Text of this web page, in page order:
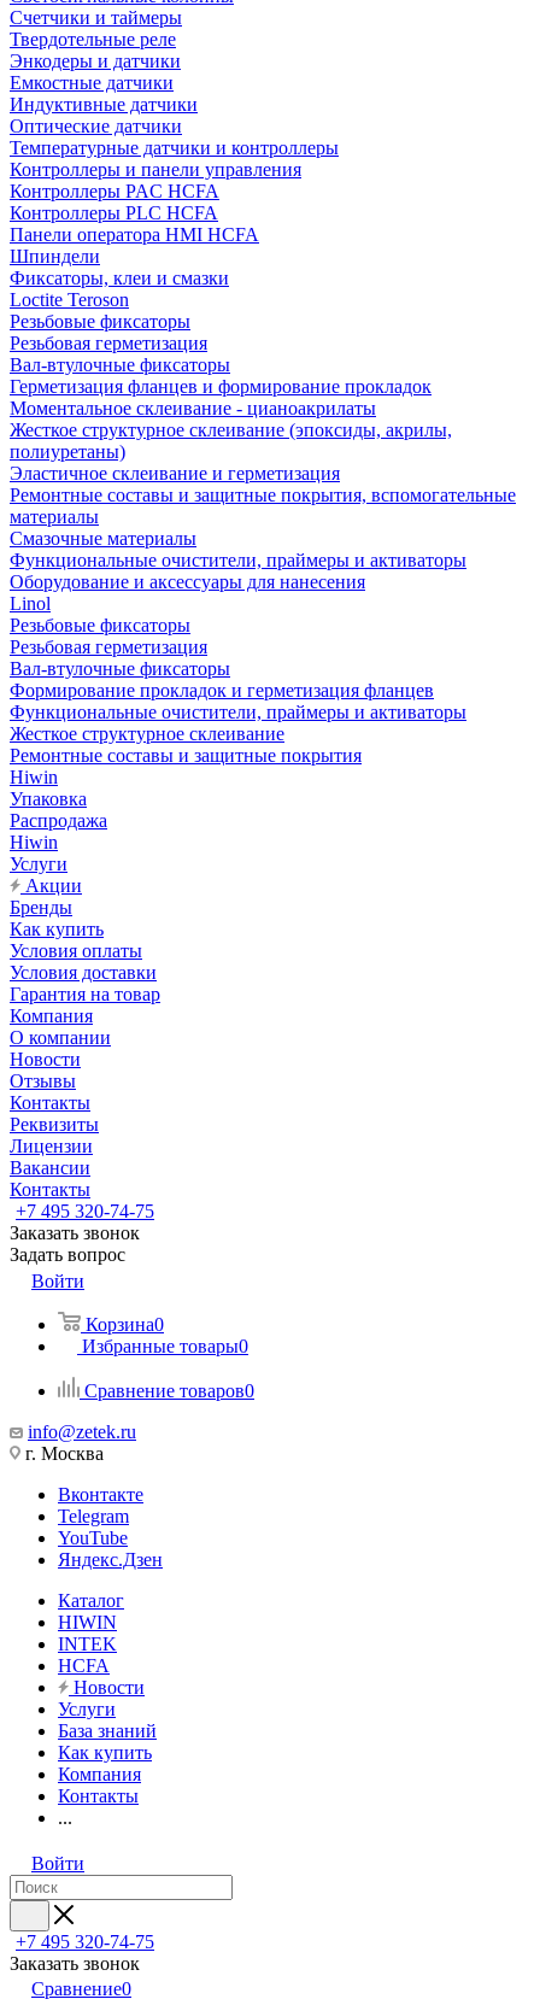
Счетчики и таймеры
Твердотельные реле
Энкодеры и датчики
Емкостные датчики
Индуктивные датчики
Оптические датчики
Температурные датчики и контроллеры
Контроллеры и панели управления
Контроллеры PAC HCFA
Контроллеры PLC HCFA
Панели оператора HMI HCFA
Шпиндели
Фиксаторы, клеи и смазки
Loctite Teroson
Резьбовые фиксаторы
Резьбовая герметизация
Вал-втулочные фиксаторы
Герметизация фланцев и формирование прокладок
Моментальное склеивание - цианоакрилаты
Жесткое структурное склеивание (эпоксиды, акрилы,
полиуретаны)
Эластичное склеивание и герметизация
Ремонтные составы и защитные покрытия, вспомогательные
материалы
Смазочные материалы
Функциональные очистители, праймеры и активаторы
Оборудование и аксессуары для нанесения
Linol
Резьбовые фиксаторы
Резьбовая герметизация
Вал-втулочные фиксаторы
Формирование прокладок и герметизация фланцев
Функциональные очистители, праймеры и активаторы
Жесткое структурное склеивание
Ремонтные составы и защитные покрытия
Hiwin
Упаковка
Распродажа
Hiwin
Услуги
Акции
Бренды
Как купить
Условия оплаты
Условия доставки
Гарантия на товар
Компания
О компании
Новости
Отзывы
Контакты
Реквизиты
Лицензии
Вакансии
Контакты
+7 495 320-74-75
Заказать звонок
Задать вопрос
Войти
Корзина0
Избранные товары0
Сравнение товаров0
info@zetek.ru
г. Москва
Вконтакте
Telegram
YouTube
Яндекс.Дзен
Каталог
HIWIN
INTEK
HCFA
Новости
Услуги
База знаний
Как купить
Компания
Контакты
...
Войти
+7 495 320-74-75
Заказать звонок
Сравнение0